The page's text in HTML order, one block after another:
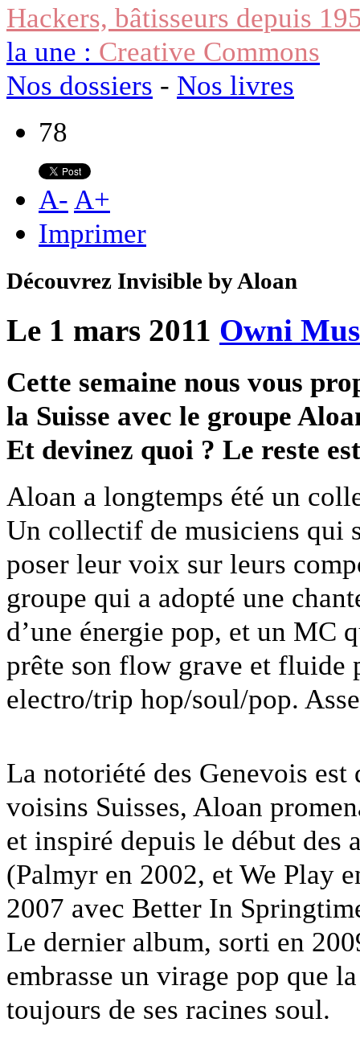
Hackers, bâtisseurs depuis
la une : Creative Commons
Nos dossiers - Nos livres
78
A- A+
Imprimer
Découvrez Invisible by Aloan
Le 1 mars 2011 Owni
Cette semaine nous vous
la Suisse avec le groupe
Et devinez quoi ? Le reste
Aloan a longtemps été un
Un collectif de musiciens qui
poser leur voix sur leurs
groupe qui a adopté une
d’une énergie pop, et un MC
prête son flow grave et fluide
electro/trip hop/soul/pop.
La notoriété des Genevois
voisins Suisses, Aloan
et inspiré depuis le début des
(Palmyr en 2002, et We Play
2007 avec Better In
Le dernier album, sorti en
embrasse un virage pop que
toujours de ses racines soul.